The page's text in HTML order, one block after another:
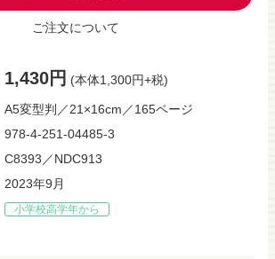
ご注文について
1,430円 (本体1,300円+税)
A5変型判／21×16cm／165ページ
978-4-251-04485-3
C8393／NDC913
2023年9月
小学校高学年から